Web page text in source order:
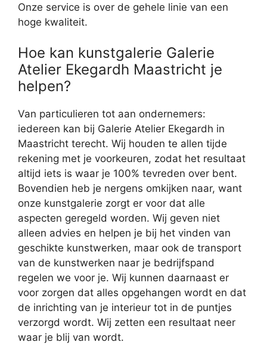
Onze service is over de gehele linie van een
hoge kwaliteit.
Hoe kan kunstgalerie Galerie
Atelier Ekegardh Maastricht je
helpen?
Van particulieren tot aan ondernemers:
iedereen kan bij Galerie Atelier Ekegardh in
Maastricht terecht. Wij houden te allen tijde
rekening met je voorkeuren, zodat het resultaat
altijd iets is waar je 100% tevreden over bent.
Bovendien heb je nergens omkijken naar, want
onze kunstgalerie zorgt er voor dat alle
aspecten geregeld worden. Wij geven niet
alleen advies en helpen je bij het vinden van
geschikte kunstwerken, maar ook de transport
van de kunstwerken naar je bedrijfspand
regelen we voor je. Wij kunnen daarnaast er
voor zorgen dat alles opgehangen wordt en dat
de inrichting van je interieur tot in de puntjes
verzorgd wordt. Wij zetten een resultaat neer
waar je blij van wordt.